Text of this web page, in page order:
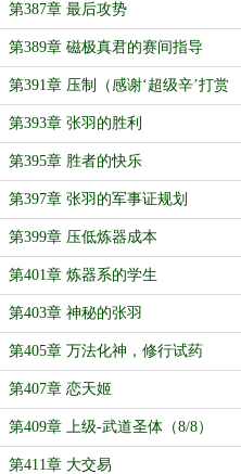
第387章 最后攻势
第389章 磁极真君的赛间指导
第391章 压制（感谢‘超级辛’打赏
盟主）
第393章 张羽的胜利
第395章 胜者的快乐
第397章 张羽的军事证规划
第399章 压低炼器成本
第401章 炼器系的学生
第403章 神秘的张羽
第405章 万法化神，修行试药
第407章 恋天姬
第409章 上级-武道圣体（8/8）
第411章 大交易